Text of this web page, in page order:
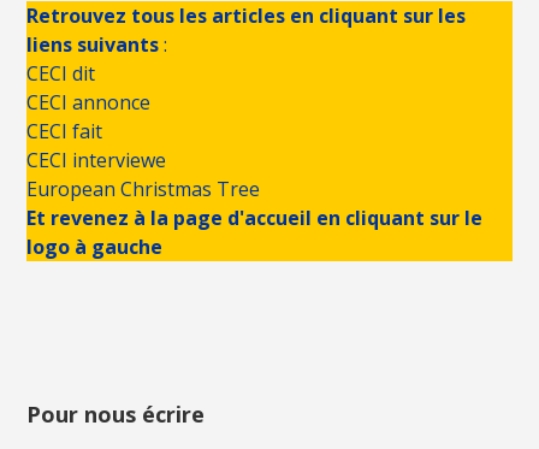
Retrouvez tous les articles en cliquant sur les
liens suivants:
CECI dit
CECI annonce
CECI fait
CECI interviewe
European Christmas Tree
Et revenez à la page d'accueil en cliquant sur le
logo à gauche
Pour nous écrire